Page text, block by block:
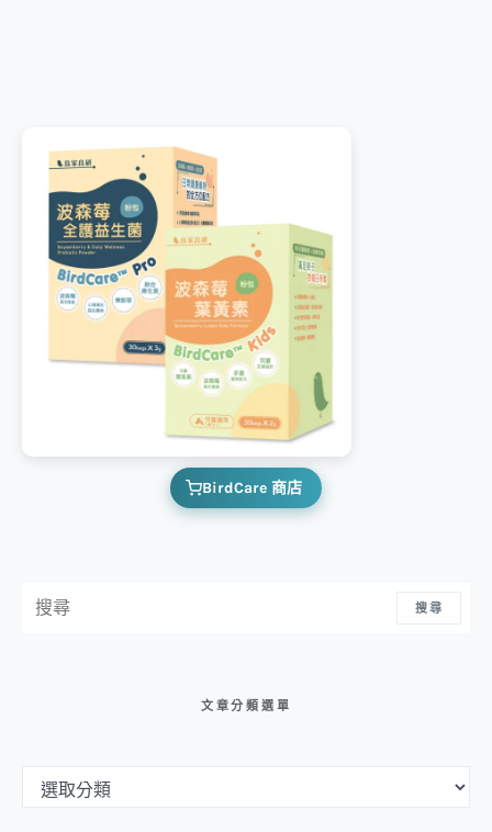
BirdCare 商店
搜尋
文章分類選單